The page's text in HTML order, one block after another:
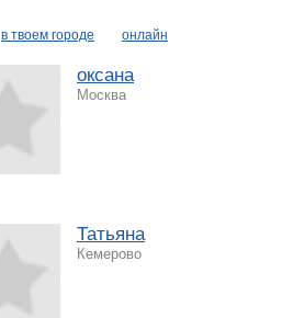
в твоем городе онлайн
оксана
Москва
Татьяна
Кемерово